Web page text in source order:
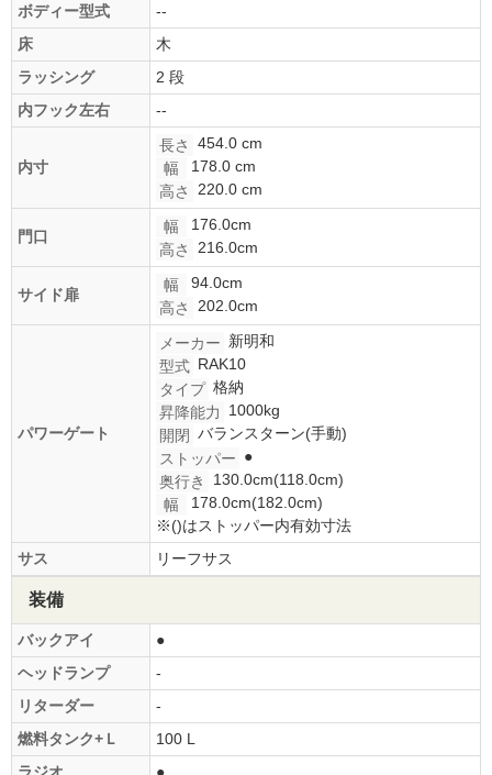
ボディー型式
--
床
木
ラッシング
2 段
内フック左右
--
内寸
長さ
454.0 cm
幅
178.0 cm
高さ
220.0 cm
門口
幅
176.0cm
高さ
216.0cm
サイド扉
幅
94.0cm
高さ
202.0cm
パワーゲート
メーカー 新明和
型式 RAK10
タイプ 格納
昇降能力
1000kg
開閉 バランスターン(手動)
ストッパー ●
奥行き
130.0cm(118.0cm)
幅
178.0cm(182.0cm)
※()はストッパー内有効寸法
サス
リーフサス
装備
バックアイ
●
ヘッドランプ
-
リターダー
-
燃料タンク+Ｌ
100 L
ラジオ
●